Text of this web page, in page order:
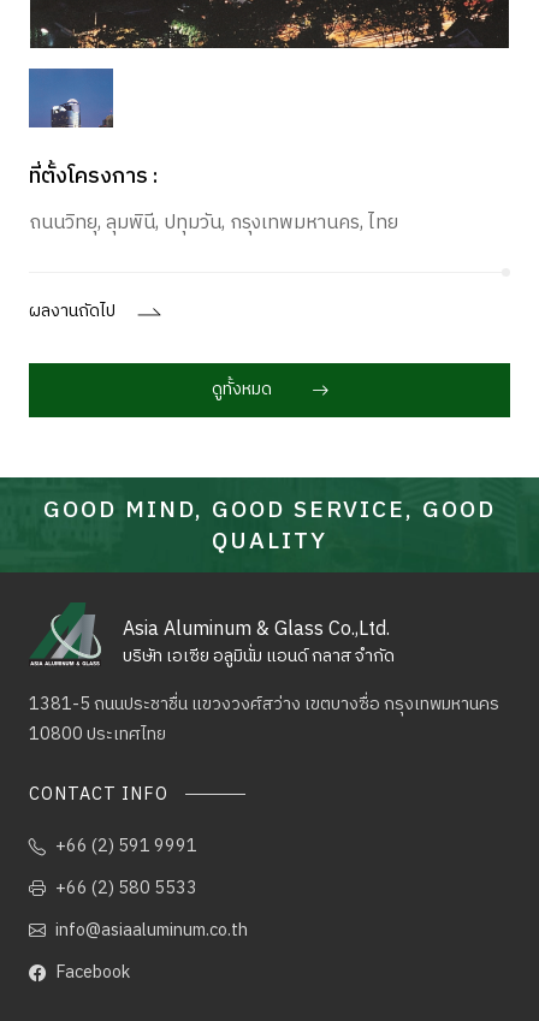
ที่ตั้งโครงการ :
ถนนวิทยุ, ลุมพินี, ปทุมวัน, กรุงเทพมหานคร, ไทย
ผลงานถัดไป
ดูทั้งหมด
GOOD MIND, GOOD SERVICE, GOOD
QUALITY
Asia Aluminum & Glass Co.,Ltd.
บริษัท เอเซีย อลูมินั่ม แอนด์ กลาส จำกัด
1381-5 ถนนประชาชื่น แขวงวงศ์สว่าง เขตบางซื่อกรุงเทพมหานคร
10800 ประเทศไทย
CONTACT INFO
+66 (2) 591 9991
+66 (2) 580 5533
info@asiaaluminum.co.th
Facebook